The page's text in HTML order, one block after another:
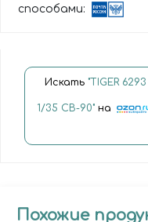
способами:
Искать "TIGER 6293
1/35 CB-90" на
Похожие